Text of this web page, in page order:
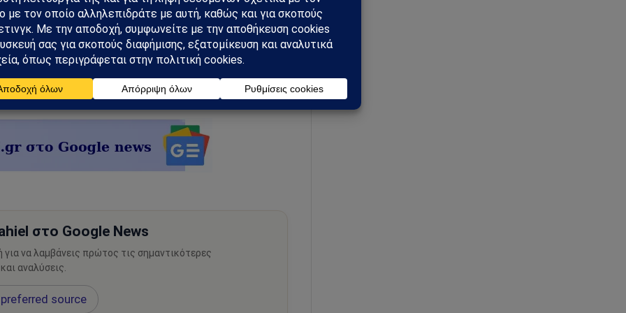
στο Google News
να λαμβάνεις πρώτος τις σημαντικότερες
αναλύσεις.
source